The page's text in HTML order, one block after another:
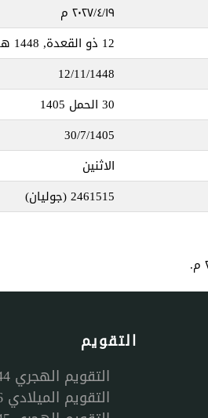
١٩‏/٤‏/٢٠٢٧ م
12 ذو القعدة, 1448 هـ
12/11/1448
30 الحمل 1405
30/7/1405
الاثنين
2461515(جوليان)
التقويم
التقويم الهجري 1444
التقويم الميلادي 2026